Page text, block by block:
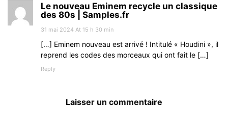
Le nouveau Eminem recycle un classique
des 80s | Samples.fr
31 mai 2024 At 15 h 30 min
[…] Eminem nouveau est arrivé ! Intitulé « Houdini », il
reprend les codes des morceaux qui ont fait le […]
Reply
Laisser un commentaire